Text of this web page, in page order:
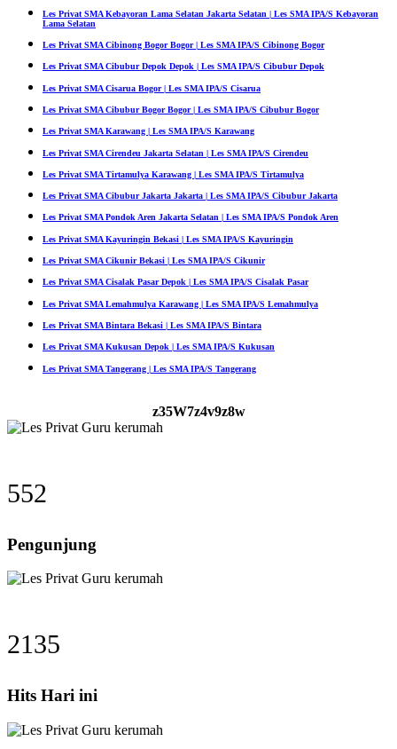
Les Privat SMA Kebayoran Lama Selatan Jakarta Selatan | Les SMA IPA/S Kebayoran
Lama Selatan
Les Privat SMA Cibinong Bogor Bogor | Les SMA IPA/S Cibinong Bogor
Les Privat SMA Cibubur Depok Depok | Les SMA IPA/S Cibubur Depok
Les Privat SMA Cisarua Bogor | Les SMA IPA/S Cisarua
Les Privat SMA Cibubur Bogor Bogor | Les SMA IPA/S Cibubur Bogor
Les Privat SMA Karawang | Les SMA IPA/S Karawang
Les Privat SMA Cirendeu Jakarta Selatan | Les SMA IPA/S Cirendeu
Les Privat SMA Tirtamulya Karawang | Les SMA IPA/S Tirtamulya
Les Privat SMA Cibubur Jakarta Jakarta | Les SMA IPA/S Cibubur Jakarta
Les Privat SMA Pondok Aren Jakarta Selatan | Les SMA IPA/S Pondok Aren
Les Privat SMA Kayuringin Bekasi | Les SMA IPA/S Kayuringin
Les Privat SMA Cikunir Bekasi | Les SMA IPA/S Cikunir
Les Privat SMA Cisalak Pasar Depok | Les SMA IPA/S Cisalak Pasar
Les Privat SMA Lemahmulya Karawang | Les SMA IPA/S Lemahmulya
Les Privat SMA Bintara Bekasi | Les SMA IPA/S Bintara
Les Privat SMA Kukusan Depok | Les SMA IPA/S Kukusan
Les Privat SMA Tangerang | Les SMA IPA/S Tangerang
z35W7z4v9z8w
552
Pengunjung
2135
Hits Hari ini